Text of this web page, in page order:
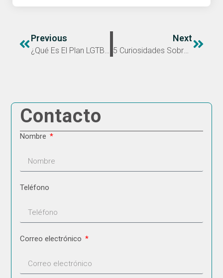
Previous
¿Qué Es El Plan LGTBI Para Empresas? ¿Está Tu Empresa Obligada?
Next
5 Curiosidades Sobre El Cálculo De La Huella De Carbono En Empresas
Contacto
Nombre
Teléfono
Correo electrónico